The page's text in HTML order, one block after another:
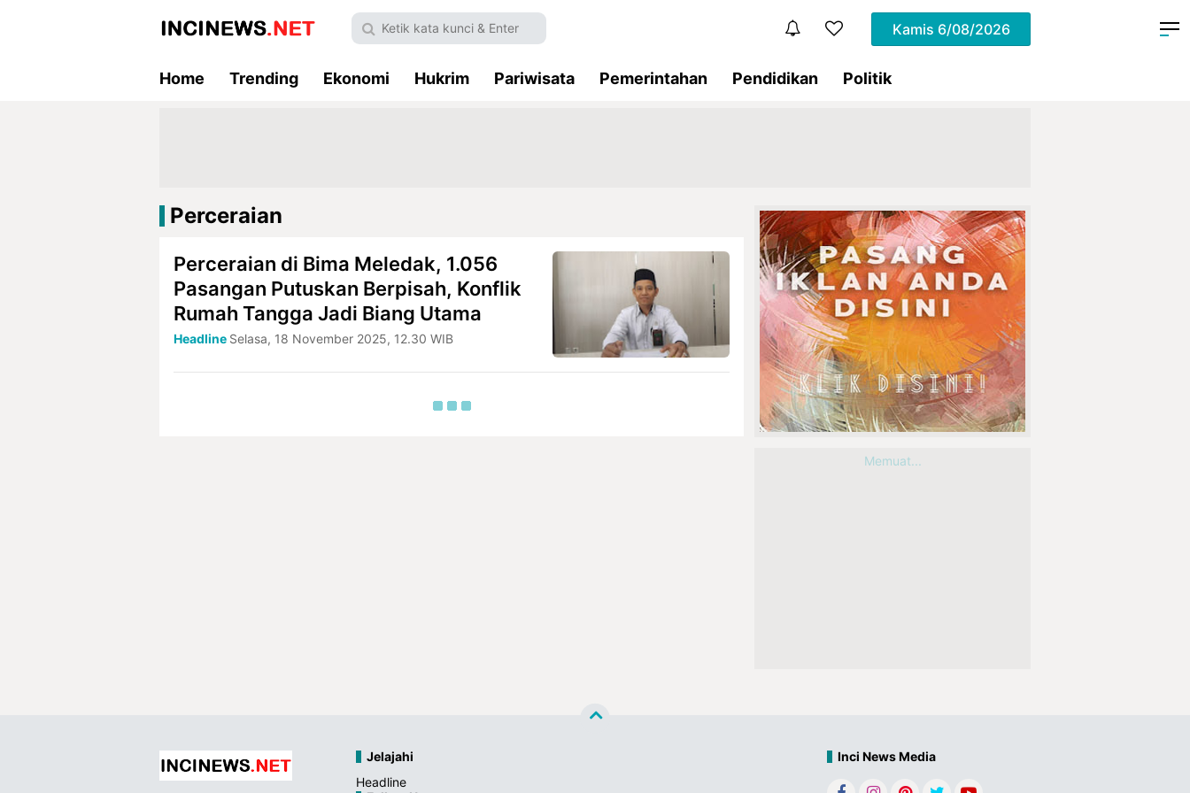
Kamis 6/08/2026
Home Trending Ekonomi Hukrim Pariwisata Pemerintahan Pendidikan Politik
Perceraian
Perceraian di Bima Meledak, 1.056
Pasangan Putuskan Berpisah, Konflik
Rumah Tangga Jadi Biang Utama
Headline Selasa, 18 November 2025, 12.30 WIB
Memuat...
Jelajahi
Headline
Inci News Media